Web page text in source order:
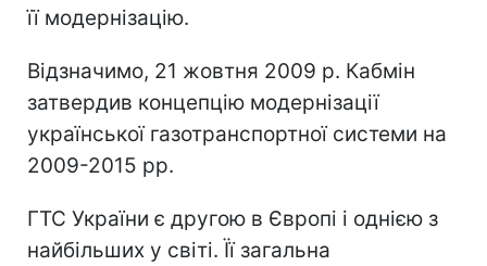
її модернізацію.
Відзначимо, 21 жовтня 2009 р. Кабмін
затвердив концепцію модернізації
української газотранспортної системи на
2009-2015 рр.
ГТС України є другою в Європі і однією з
найбільших у світі. Її загальна